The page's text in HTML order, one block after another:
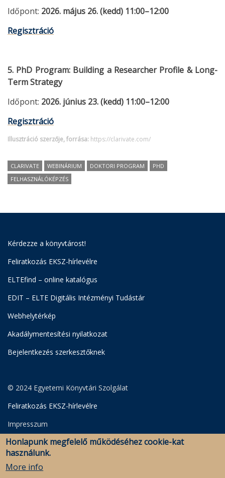
Időpont: 2026. május 26. (kedd) 11:00–12:00
Regisztráció
5. PhD Program: Building a Researcher Profile & Long-
Term Strategy
Időpont: 2026. június 23. (kedd) 11:00–12:00
Regisztráció
Illusztráció szerzője, forrása: https://clarivate.com/
CLARIVATE WEBINÁRIUM DOKTORI PROGRAM
PHD
FELHASZNÁLÓKÉPZÉS
Kérdezze a könyvtárost!
Feliratkozás EKSZ-hírlevélre
ELTEfind – online katalógus
EDIT – ELTE Digitális Intézményi Tudástár
Webhelytérkép
Akadálymentesítési nyilatkozat
Bejelentkezés szerkesztőknek
© 2024 Egyetemi Könyvtári Szolgálat
Feliratkozás EKSZ-hírlevélre
Impresszum
Adatkezelési Szabályzat
Honlapunk megfelelő működéséhez cookie-kat
használunk.
More info